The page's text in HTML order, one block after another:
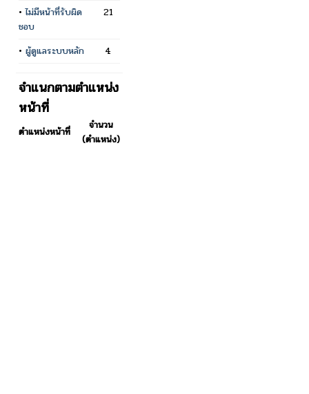
•ไม่มีหน้าที่รับผิด
ชอบ
21
• ผู้ดูแลระบบหลัก 4
จำแนกตามตำแหน่ง
หน้าที่
ตำแหน่งหน้าที่
จำนวน
(ตำแหน่ง)